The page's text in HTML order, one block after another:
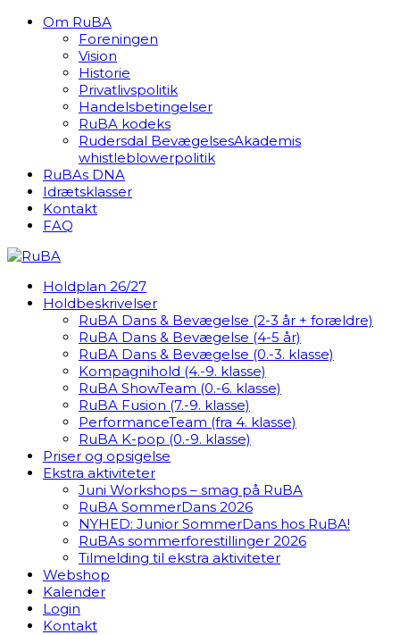
Om RuBA
Foreningen
Vision
Historie
Privatlivspolitik
Handelsbetingelser
RuBA kodeks
Rudersdal BevægelsesAkademis
whistleblowerpolitik
RuBAs DNA
Idrætsklasser
Kontakt
FAQ
Holdplan 26/27
Holdbeskrivelser
RuBA Dans & Bevægelse (2-3 år + forældre)
RuBA Dans & Bevægelse (4-5 år)
RuBA Dans & Bevægelse (0.-3. klasse)
Kompagnihold (4.-9. klasse)
RuBA ShowTeam (0.-6. klasse)
RuBA Fusion (7.-9. klasse)
PerformanceTeam (fra 4. klasse)
RuBA K-pop (0.-9. klasse)
Priser og opsigelse
Ekstra aktiviteter
Juni Workshops – smag på RuBA
RuBA SommerDans 2026
NYHED: Junior SommerDans hos RuBA!
RuBAs sommerforestillinger 2026
Tilmelding til ekstra aktiviteter
Webshop
Kalender
Login
Kontakt